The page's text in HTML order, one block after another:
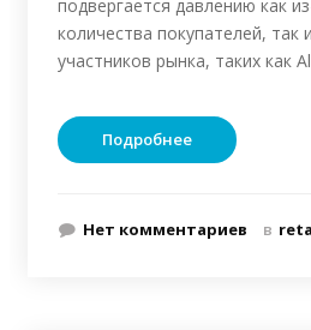
подвергается давлению как
количества покупателей, так
участников рынка, таких как
Подробнее
Нет комментариев в